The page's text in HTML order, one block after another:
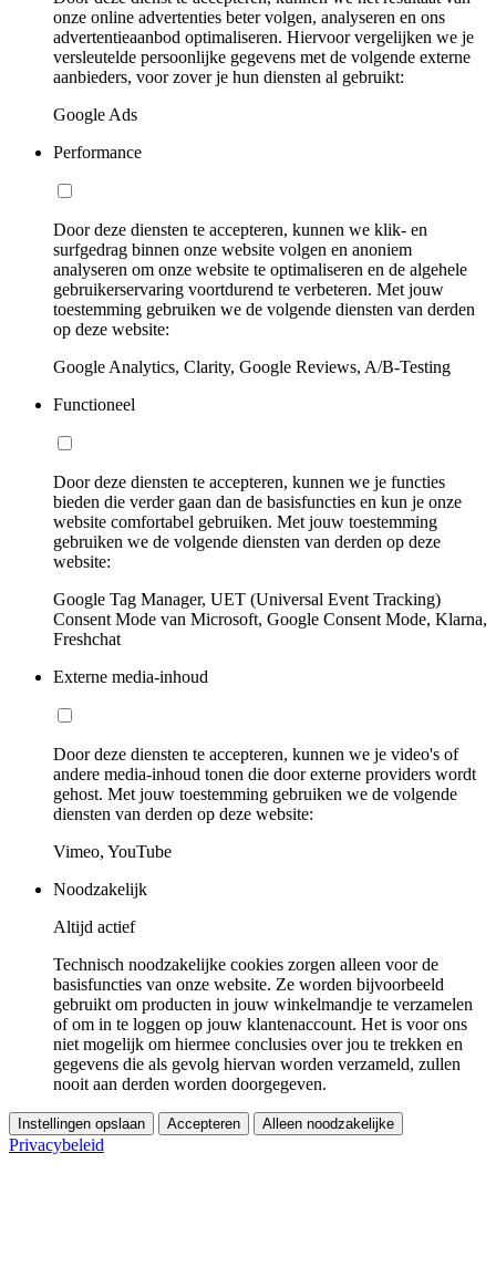
onze online advertenties beter volgen, analyseren en ons
advertentieaanbod optimaliseren. Hiervoor vergelijken we je
versleutelde persoonlijke gegevens met de volgende externe
aanbieders, voor zover je hun diensten al gebruikt:
Google Ads
Performance
Door deze diensten te accepteren, kunnen we klik- en
surfgedrag binnen onze website volgen en anoniem
analyseren om onze website te optimaliseren en de algehele
gebruikerservaring voortdurend te verbeteren. Met jouw
toestemming gebruiken we de volgende diensten van derden
op deze website:
Google Analytics, Clarity, Google Reviews, A/B-Testing
Functioneel
Door deze diensten te accepteren, kunnen we je functies
bieden die verder gaan dan de basisfuncties en kun je onze
website comfortabel gebruiken. Met jouw toestemming
gebruiken we de volgende diensten van derden op deze
website:
Google Tag Manager, UET (Universal Event Tracking)
Consent Mode van Microsoft, Google Consent Mode, Klarna,
Freshchat
Externe media-inhoud
Door deze diensten te accepteren, kunnen we je video's of
andere media-inhoud tonen die door externe providers wordt
gehost. Met jouw toestemming gebruiken we de volgende
diensten van derden op deze website:
Vimeo, YouTube
Noodzakelijk
Altijd actief
Technisch noodzakelijke cookies zorgen alleen voor de
basisfuncties van onze website. Ze worden bijvoorbeeld
gebruikt om producten in jouw winkelmandje te verzamelen
of om in te loggen op jouw klantenaccount. Het is voor ons
niet mogelijk om hiermee conclusies over jou te trekken en
gegevens die als gevolg hiervan worden verzameld, zullen
nooit aan derden worden doorgegeven.
Instellingen opslaan Accepteren Alleen noodzakelijke
Privacybeleid